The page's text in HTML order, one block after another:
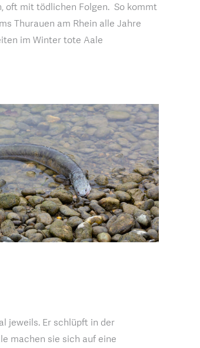
oft mit tödlichen Folgen. So kommt
Thurauen am Rhein alle Jahre
im Winter tote Aale
jeweils. Er schlüpft in der
machen sie sich auf eine